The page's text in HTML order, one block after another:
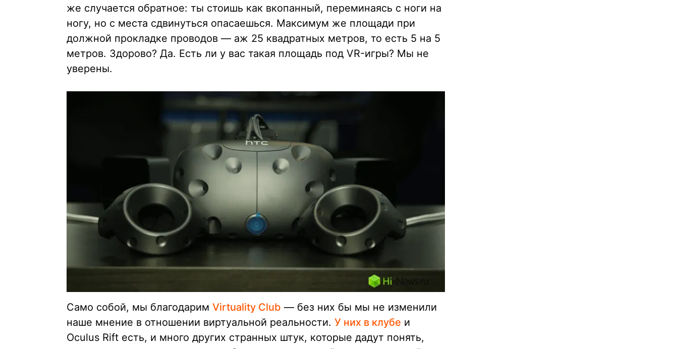
же случается обратное: ты стоишь как вкопанный, переминаясь с ноги на
ногу, но с места сдвинуться опасаешься. Максимум же площади при
должной прокладке проводов — аж 25 квадратных метров, то есть 5 на 5
метров. Здорово? Да. Есть ли у вас такая площадь под VR-игры? Мы не
уверены.
Само собой, мы благодарим Virtuality Club — без них бы мы не изменили
наше мнение в отношении виртуальной реальности. У них в клубе и
Oculus Rift есть, и много других странных штук, которые дадут понять,